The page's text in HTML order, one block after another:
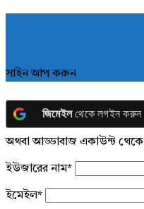
সাইন আপ করুন
জিমেইলথেকে লগইন করুন
অথবা আড্ডাবাজ একাউন্ট থেকে
ইউজারের নাম*
ইমেইল*